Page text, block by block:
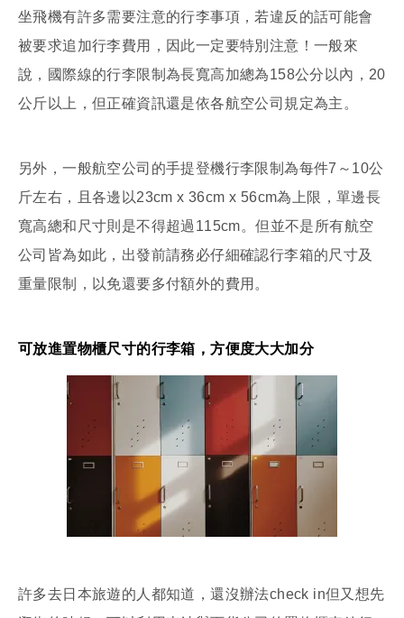
坐飛機有許多需要注意的行李事項，若違反的話可能會
被要求追加行李費用，因此一定要特別注意！一般來
說，國際線的行李限制為長寬高加總為158公分以內，20
公斤以上，但正確資訊還是依各航空公司規定為主。
另外，一般航空公司的手提登機行李限制為每件7～10公
斤左右，且各邊以23cm x 36cm x 56cm為上限，單邊長
寬高總和尺寸則是不得超過115cm。但並不是所有航空
公司皆為如此，出發前請務必仔細確認行李箱的尺寸及
重量限制，以免還要多付額外的費用。
可放進置物櫃尺寸的行李箱，方便度大大加分
許多去日本旅遊的人都知道，還沒辦法check in但又想先